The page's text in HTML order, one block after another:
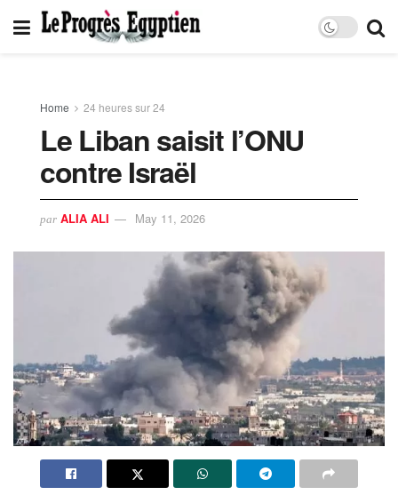
Home 24 heures sur 24
Le Liban saisit l’ONU
contre Israël
par ALIA ALI May 11, 2026